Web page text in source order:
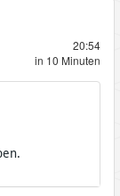
20:54
in 10 Minuten